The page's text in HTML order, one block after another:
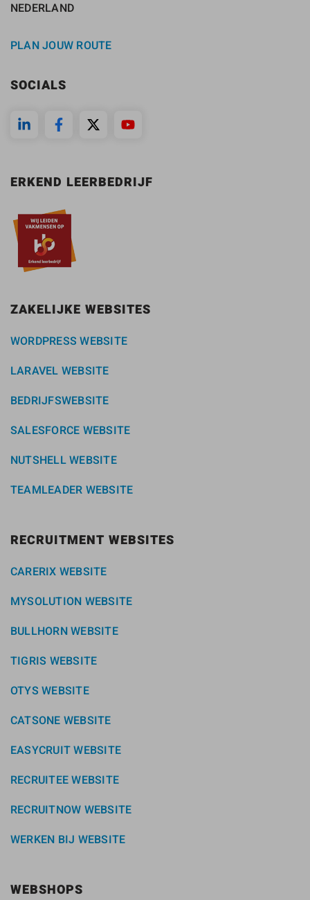
NEDERLAND
PLAN JOUW ROUTE
SOCIALS
ERKEND LEERBEDRIJF
ZAKELIJKE WEBSITES
WORDPRESS WEBSITE
LARAVEL WEBSITE
BEDRIJFSWEBSITE
SALESFORCE WEBSITE
NUTSHELL WEBSITE
TEAMLEADER WEBSITE
RECRUITMENT WEBSITES
CARERIX WEBSITE
MYSOLUTION WEBSITE
BULLHORN WEBSITE
TIGRIS WEBSITE
OTYS WEBSITE
CATSONE WEBSITE
EASYCRUIT WEBSITE
RECRUITEE WEBSITE
RECRUITNOW WEBSITE
WERKEN BIJ WEBSITE
WEBSHOPS